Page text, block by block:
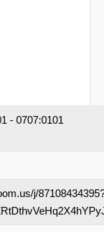
- 0707:0101
j/